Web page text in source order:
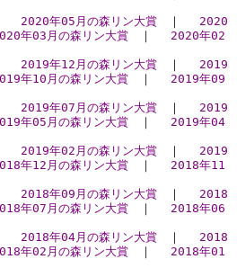
2020年05月の森リン大賞 ｜ 2020
年03月の森リン大賞 ｜ 2020年02
2019年12月の森リン大賞 ｜ 2019
年10月の森リン大賞 ｜ 2019年09
2019年07月の森リン大賞 ｜ 2019
年05月の森リン大賞 ｜ 2019年04
2019年02月の森リン大賞 ｜ 2019
年12月の森リン大賞 ｜ 2018年11
2018年09月の森リン大賞 ｜ 2018
年07月の森リン大賞 ｜ 2018年06
2018年04月の森リン大賞 ｜ 2018
年02月の森リン大賞 ｜ 2018年01